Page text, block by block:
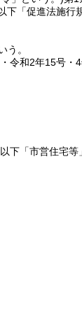
下「促進法施行
。
令和2年15号・
下「市営住宅等